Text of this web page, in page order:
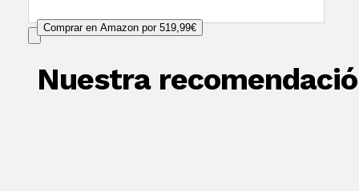
Comprar en Amazon por 519,99€
Nuestra